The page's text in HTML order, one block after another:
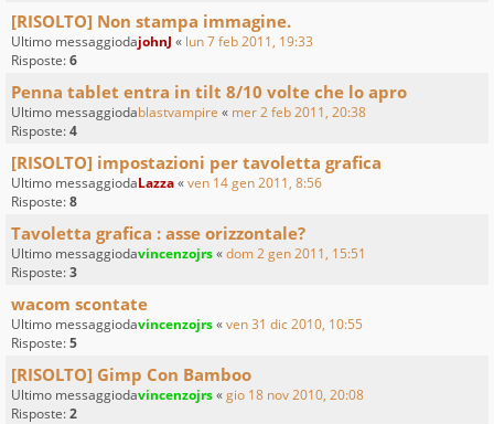
[RISOLTO] Non stampa immagine.
Ultimo messaggiodajohnJ « lun 7 feb 2011, 19:33
Risposte:6
Penna tablet entra in tilt 8/10 volte che lo apro
Ultimo messaggiodablastvampire « mer 2 feb 2011, 20:38
Risposte:4
[RISOLTO] impostazioni per tavoletta grafica
Ultimo messaggiodaLazza«ven 14 gen 2011, 8:56
Risposte:8
Tavoletta grafica : asse orizzontale?
Ultimo messaggiodavincenzojrs«dom 2 gen 2011, 15:51
Risposte:3
wacom scontate
Ultimo messaggiodavincenzojrs«ven 31 dic 2010, 10:55
Risposte:5
[RISOLTO] Gimp Con Bamboo
Ultimo messaggiodavincenzojrs«gio 18 nov 2010, 20:08
Risposte:2